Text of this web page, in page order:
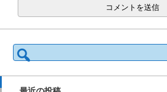
検
索: